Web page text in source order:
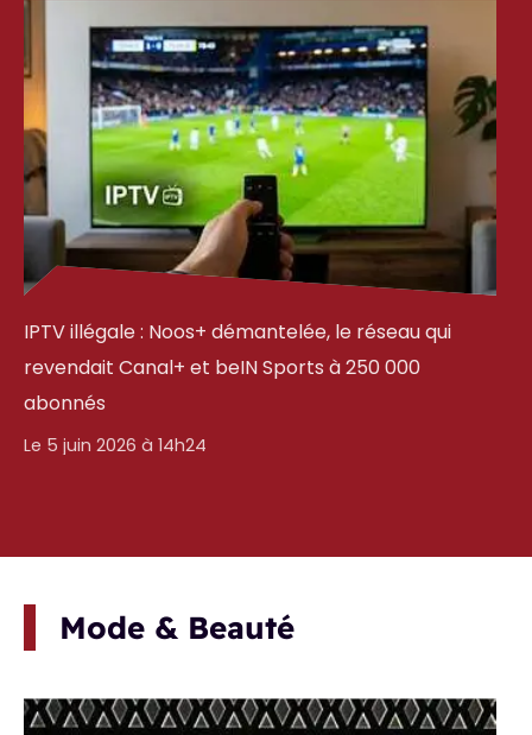
IPTV illégale : Noos+ démantelée, le réseau qui
revendait Canal+ et beIN Sports à 250 000
abonnés
Le 5 juin 2026 à 14h24
Mode & Beauté